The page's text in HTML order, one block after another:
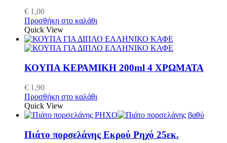
€ 1,00
Προσθήκη στο καλάθι
Quick View
ΚΟΥΠΑ ΚΕΡΑΜΙΚΗ 200ml 4 ΧΡΩΜΑΤΑ
€ 1,90
Προσθήκη στο καλάθι
Quick View
Πιάτο πορσελάνης Εκρού Ρηχό 25εκ.